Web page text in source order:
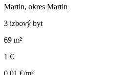
Martin, okres Martin
3 izbový byt
69 m²
1 €